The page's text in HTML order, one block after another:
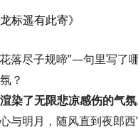
标遥有此寄》
花落尽子规啼”—句里写了
？
染了无限悲凉感伤的气氛
与明月，随风直到夜郎西